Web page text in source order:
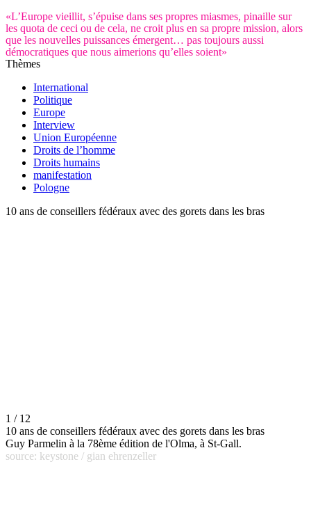
«L’Europe vieillit, s’épuise dans ses propres miasmes, pinaille sur
les quota de ceci ou de cela, ne croit plus en sa propre mission, alors
que les nouvelles puissances émergent… pas toujours aussi
démocratiques que nous aimerions qu’elles soient»
Thèmes
International
Politique
Europe
Interview
Union Européenne
Droits de l’homme
Droits humains
manifestation
Pologne
10 ans de conseillers fédéraux avec des gorets dans les bras
1 / 12
10 ans de conseillers fédéraux avec des gorets dans les bras
Guy Parmelin à la 78ème édition de l'Olma, à St-Gall.
source: keystone / gian ehrenzeller